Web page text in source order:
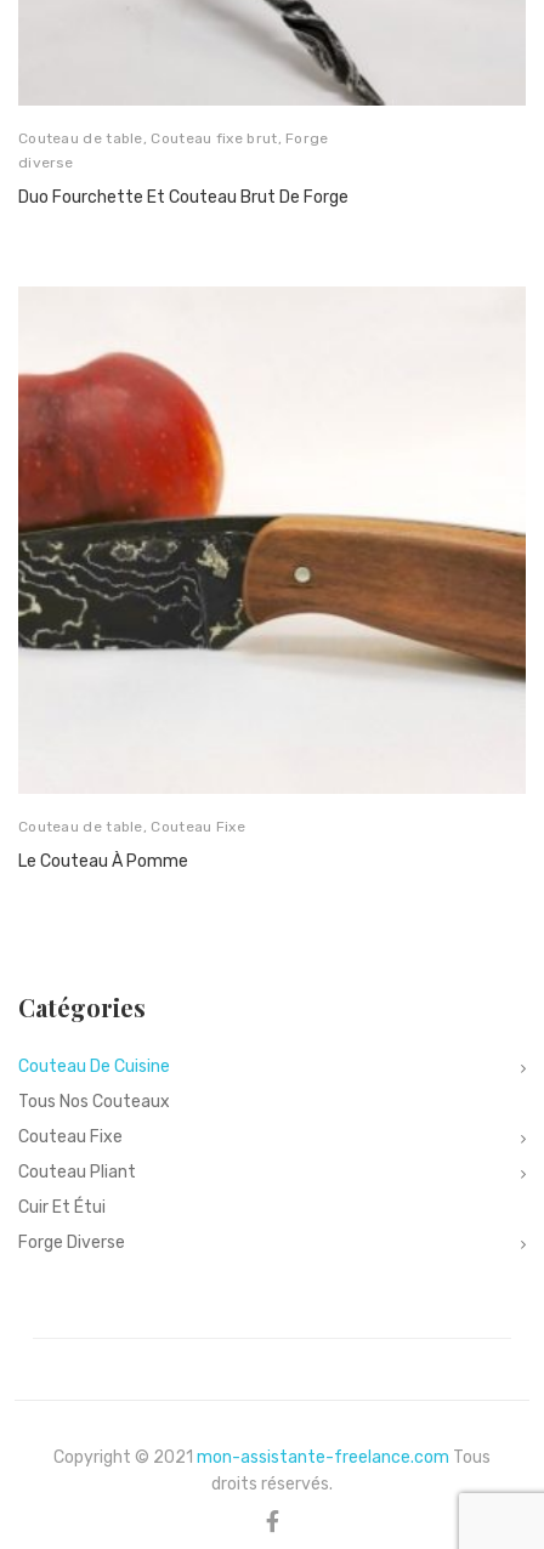
Couteau de table Couteau fixe brut Forge
diverse
Duo Fourchette Et Couteau Brut De Forge
Couteau de table Couteau Fixe
Le Couteau À Pomme
Catégories
Couteau De Cuisine
Tous Nos Couteaux
Couteau Fixe
Couteau Pliant
Cuir Et Étui
Forge Diverse
Copyright © 2021 mon-assistante-freelance.com Tous
droits réservés.